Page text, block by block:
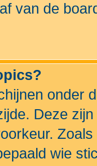
van de
onder
Deze
wie